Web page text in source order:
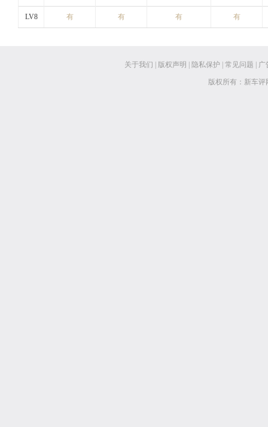
LV8 有 有 有 有
关于我们 版权声明 隐私保护 常见问题 广
版权所有：新车评